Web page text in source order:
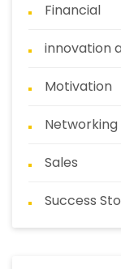
Financial
innovation
Motivation
Networking
Sales
Success